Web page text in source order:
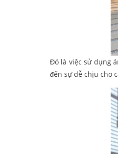
Đó là việc sử dụng
đến sự dễ chịu cho